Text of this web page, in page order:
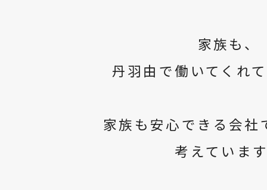
家族も、
丹羽由で働いてくれ
家族も安心できる会社
考えていま